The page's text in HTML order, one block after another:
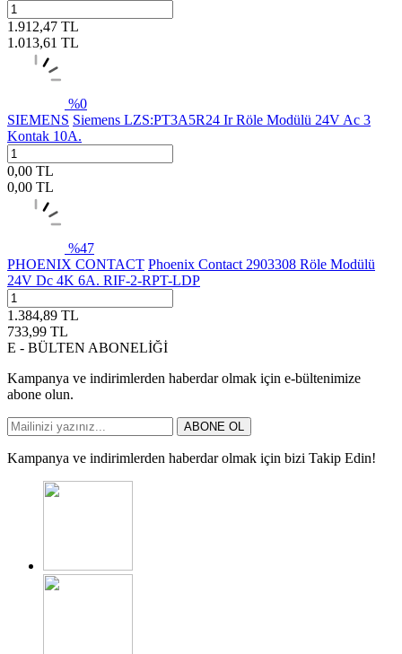
1.912,47 TL
1.013,61 TL
%0
SIEMENS Siemens LZS:PT3A5R24 Ir Röle Modülü 24V Ac 3
Kontak 10A.
0,00 TL
0,00 TL
%47
PHOENIX CONTACT Phoenix Contact 2903308 Röle Modülü
24V Dc 4K 6A. RIF-2-RPT-LDP
1.384,89 TL
733,99 TL
E - BÜLTEN ABONELİĞİ
Kampanya ve indirimlerden haberdar olmak için e-bültenimize
abone olun.
ABONE OL
Kampanya ve indirimlerden haberdar olmak için bizi Takip Edin!